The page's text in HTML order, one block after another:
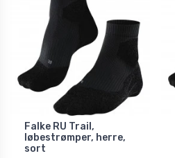
Falke RU Trail,
løbestrømper, herre,
sort